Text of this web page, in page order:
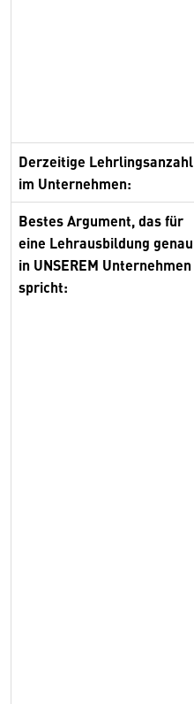
Derzeitige Lehrlingsanzahl
im Unternehmen:
Bestes Argument, das für
eine Lehrausbildung genau
in UNSEREM Unternehmen
spricht: